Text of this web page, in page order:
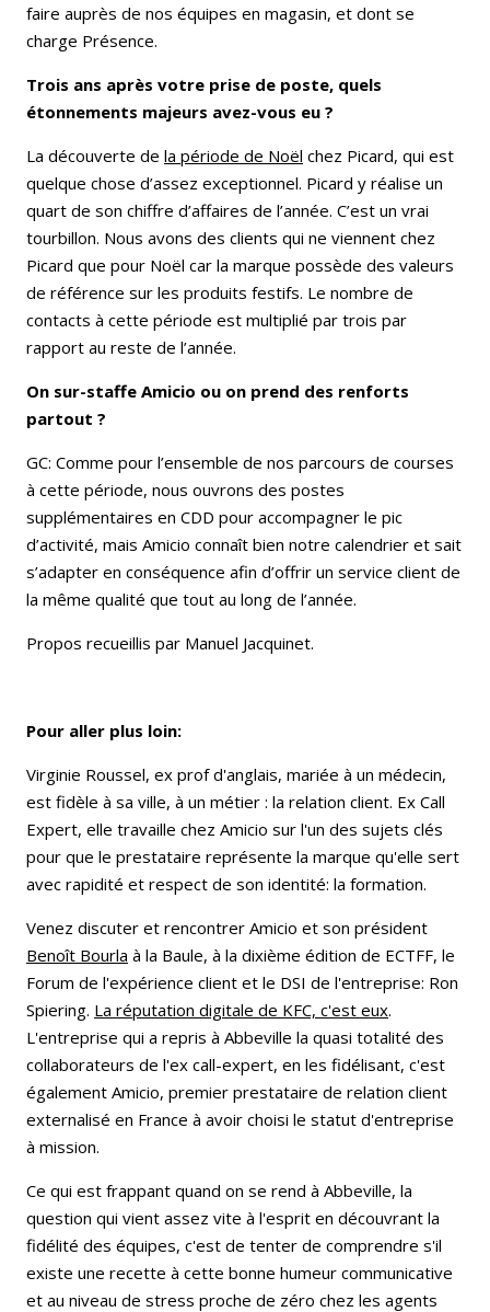
faire auprès de nos équipes en magasin, et dont se
charge Présence.
Trois ans après votre prise de poste, quels
étonnements majeurs avez-vous eu ?
La découverte de la période de Noël chez Picard, qui est
quelque chose d’assez exceptionnel. Picard y réalise un
quart de son chiffre d’affaires de l’année. C’est un vrai
tourbillon. Nous avons des clients qui ne viennent chez
Picard que pour Noël car la marque possède des valeurs
de référence sur les produits festifs. Le nombre de
contacts à cette période est multiplié par trois par
rapport au reste de l’année.
On sur-staffe Amicio ou on prend des renforts
partout ?
GC: Comme pour l’ensemble de nos parcours de courses
à cette période, nous ouvrons des postes
supplémentaires en CDD pour accompagner le pic
d’activité, mais Amicio connaît bien notre calendrier et sait
s’adapter en conséquence afin d’offrir un service client de
la même qualité que tout au long de l’année.
Propos recueillis par Manuel Jacquinet.
Pour aller plus loin:
Virginie Roussel, ex prof d'anglais, mariée à un médecin,
est fidèle à sa ville, à un métier : la relation client. Ex Call
Expert, elle travaille chez Amicio sur l'un des sujets clés
pour que le prestataire représente la marque qu'elle sert
avec rapidité et respect de son identité: la formation.
Venez discuter et rencontrer Amicio et son président
Benoît Bourla à la Baule, à la dixième édition de ECTFF, le
Forum de l'expérience client et le DSI de l'entreprise: Ron
Spiering. La réputation digitale de KFC, c'est eux.
L'entreprise qui a repris à Abbeville la quasi totalité des
collaborateurs de l'ex call-expert, en les fidélisant, c'est
également Amicio, premier prestataire de relation client
externalisé en France à avoir choisi le statut d'entreprise
à mission.
Ce qui est frappant quand on se rend à Abbeville, la
question qui vient assez vite à l'esprit en découvrant la
fidélité des équipes, c'est de tenter de comprendre s'il
existe une recette à cette bonne humeur communicative
et au niveau de stress proche de zéro chez les agents